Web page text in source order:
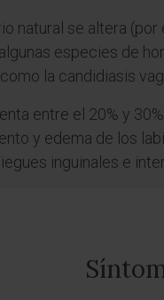
natural se altera
especies de
la candidiasis
entre el 20% y
y edema de los
inguinales e